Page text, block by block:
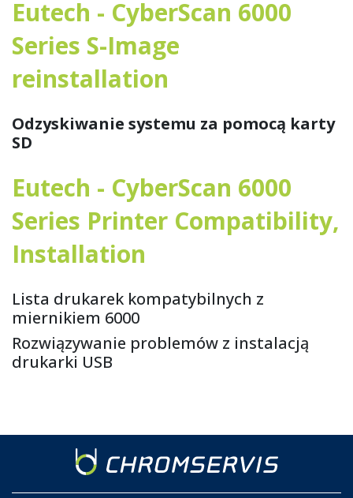
Eutech - CyberScan 6000
Series S-Image
reinstallation
Odzyskiwanie systemu za pomocą karty
SD
Eutech - CyberScan 6000
Series Printer Compatibility,
Installation
Lista drukarek kompatybilnych z
miernikiem 6000
Rozwiązywanie problemów z instalacją
drukarki USB